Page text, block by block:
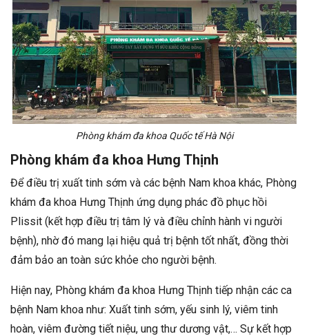
Phòng khám đa khoa Quốc tế Hà Nội
Phòng khám đa khoa Hưng Thịnh
Để điều trị xuất tinh sớm và các bệnh Nam khoa khác, Phòng
khám đa khoa Hưng Thịnh ứng dụng phác đồ phục hồi
Plissit (kết hợp điều trị tâm lý và điều chỉnh hành vi người
bệnh), nhờ đó mang lại hiệu quả trị bệnh tốt nhất, đồng thời
đảm bảo an toàn sức khỏe cho người bệnh.
Hiện nay, Phòng khám đa khoa Hưng Thịnh tiếp nhận các ca
bệnh Nam khoa như: Xuất tinh sớm, yếu sinh lý, viêm tinh
hoàn, viêm đường tiết niệu, ung thư dương vật,… Sự kết hợp